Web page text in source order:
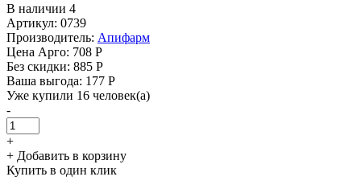
В наличии 4
Артикул: 0739
Производитель: Апифарм
Цена Арго: 708 Р
Без скидки: 885 Р
Ваша выгода: 177 Р
Уже купили 16 человек(а)
-
+
+ Добавить в корзину
Купить в один клик